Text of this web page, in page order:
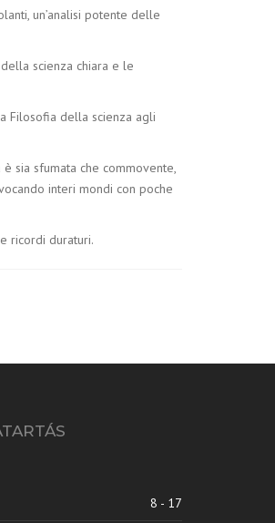
un’analisi potente delle
scienza chiara e le
Filosofia della scienza agli
sia sfumata che commovente,
interi mondi con poche
ricordi duraturi.
8 - 17